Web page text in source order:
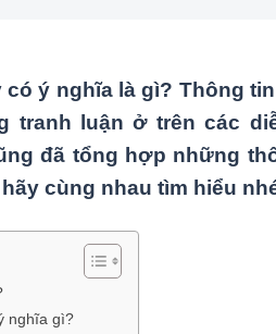
có ý nghĩa là gì? Thông
tranh luận ở trên các
đã tổng hợp những
cùng nhau tìm hiểu
nghĩa gì?